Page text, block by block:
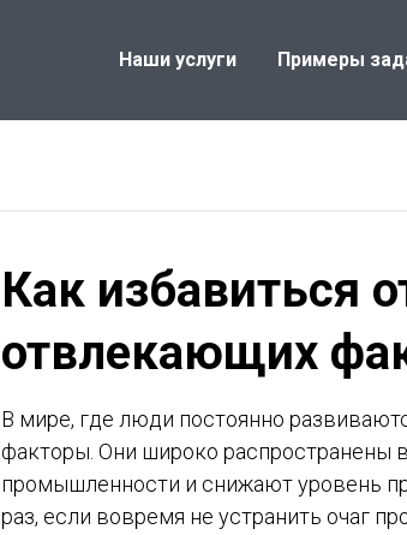
Наши услуги Примеры
Как избавиться
отвлекающих
В мире, где люди постоянно
факторы. Они широко распространены
промышленности и снижают уровень
раз, если вовремя не устранить очаг